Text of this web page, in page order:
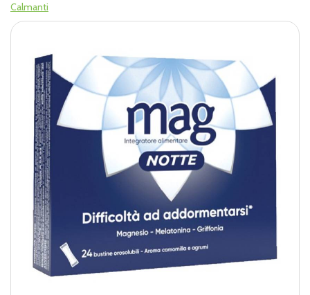
Calmanti